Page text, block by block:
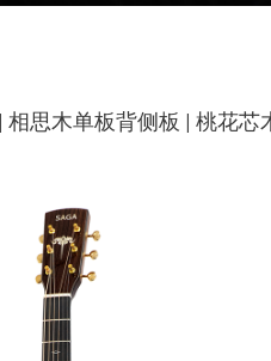
相思木单板背侧板 | 桃花